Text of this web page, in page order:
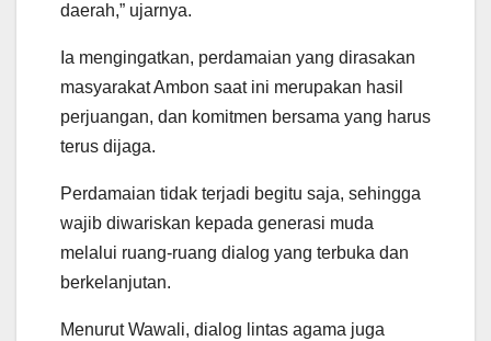
daerah,” ujarnya.
Ia mengingatkan, perdamaian yang dirasakan
masyarakat Ambon saat ini merupakan hasil
perjuangan, dan komitmen bersama yang harus
terus dijaga.
Perdamaian tidak terjadi begitu saja, sehingga
wajib diwariskan kepada generasi muda
melalui ruang-ruang dialog yang terbuka dan
berkelanjutan.
Menurut Wawali, dialog lintas agama juga